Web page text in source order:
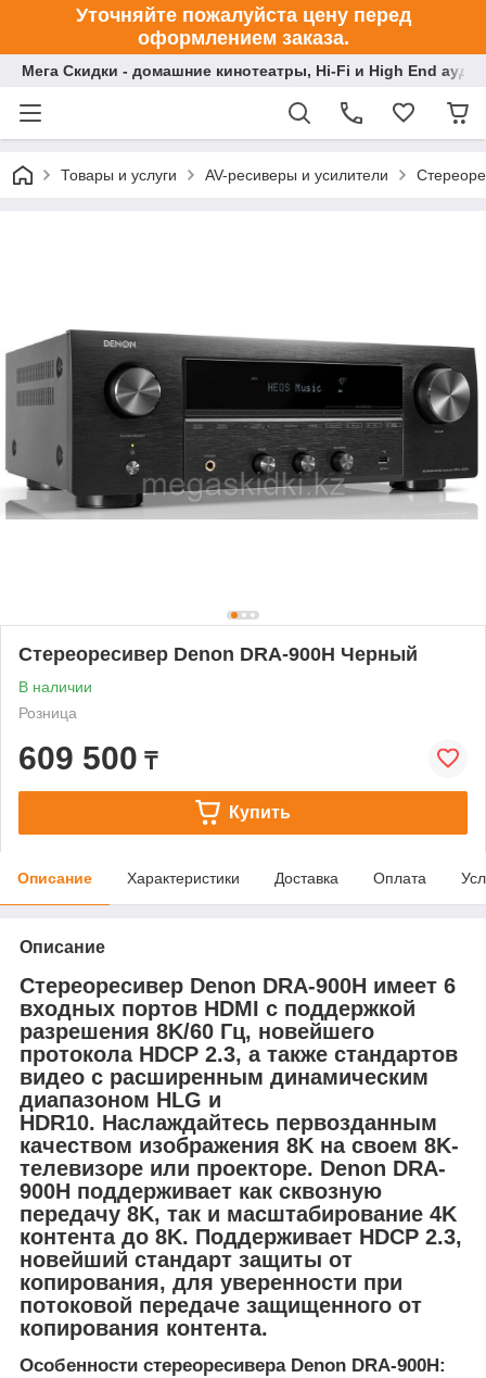
Уточняйте пожалуйста цену перед
оформлением заказа.
Мега Скидки - домашние кинотеатры, Hi-Fi и High End
Товары и услуги AV-ресиверы и усилители
Стереоресивер Denon DRA-900H Черный
В наличии
Розница
609 500 ₸
Купить
Описание Характеристики Доставка Оплата
Описание
Стереоресивер Denon DRA-900H имеет 6
входных портов HDMI с поддержкой
разрешения 8K/60 Гц, новейшего
протокола HDCP 2.3, а также стандартов
видео с расширенным динамическим
диапазоном HLG и
HDR10. Наслаждайтесь первозданным
качеством изображения 8K на своем 8K-
телевизоре или проекторе. Denon DRA-
900H поддерживает как сквозную
передачу 8K, так и масштабирование 4K
контента до 8K. Поддерживает HDCP 2.3,
новейший стандарт защиты от
копирования, для уверенности при
потоковой передаче защищенного от
копирования контента.
Особенности стереоресивера Denon DRA-900H: